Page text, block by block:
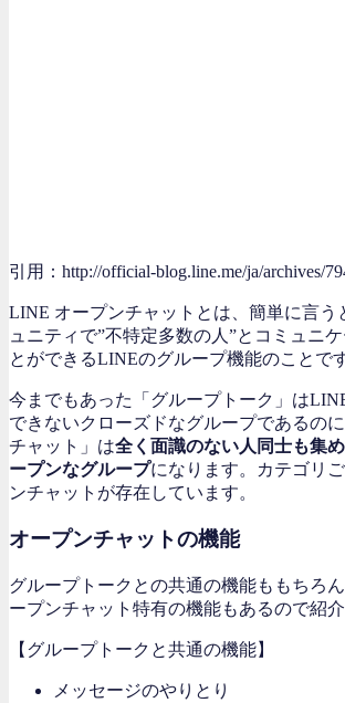
引用：http://official-blog.line.me/ja/archives/
LINE オープンチャットとは、簡単に言う
ュニティで”不特定多数の人”とコミュニ
とができるLINEのグループ機能のことです
今までもあった「グループトーク」は
できないクローズドなグループであるの
チャット」は全く面識のない人同士も集
ープンなグループになります。カテゴリ
ンチャットが存在しています。
オープンチャットの機能
グループトークとの共通の機能ももちろ
ープンチャット特有の機能もあるので紹介
【グループトークと共通の機能】
メッセージのやりとり